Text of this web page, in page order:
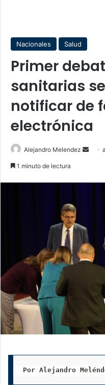
Nacionales Salud
Primer
sanitarias
notificar de
electrónica
Alejandro Melendez
Send
1 minuto de lectura
Por Alejandro